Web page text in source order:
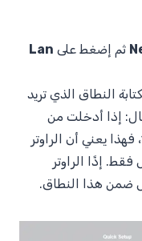
ثم إضغط على Lan
النطاق الذي تريد
إذا أدخلت من
، فهذا يعني أن الراوتر
إذًا الراوتر
ضمن هذا النطاق.